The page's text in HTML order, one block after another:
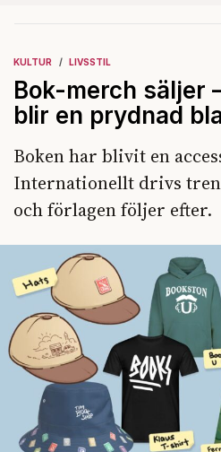
KULTUR LIVSSTIL
Bok-merch säljer
blir en prydnad
Boken har blivit en
Internationellt drivs
och förlagen följer efter.